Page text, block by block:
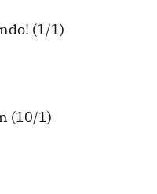
(1/1)
(10/1)